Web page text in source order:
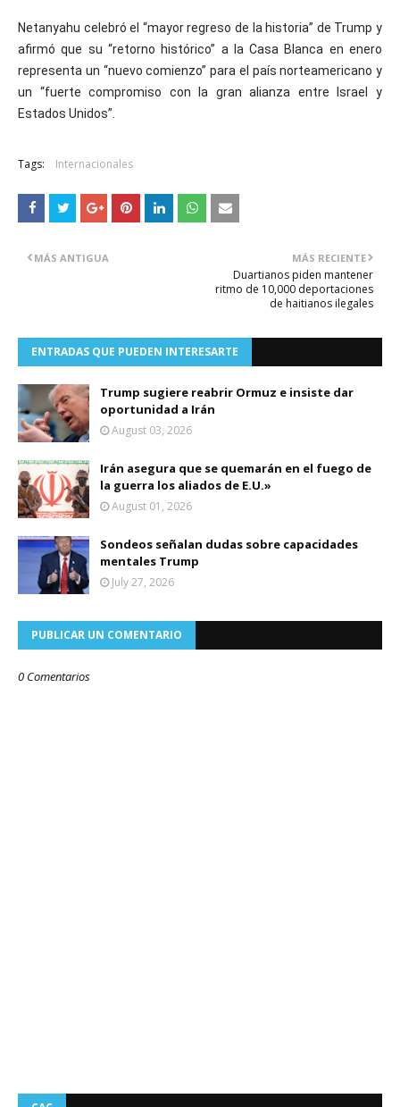
Netanyahu celebró el “mayor regreso de la historia” de Trump y
afirmó que su “retorno histórico” a la Casa Blanca en enero
representa un “nuevo comienzo” para el país norteamericano y
un “fuerte compromiso con la gran alianza entre Israel y
Estados Unidos”.
Tags: Internacionales
MÁS RECIENTE
Duartianos piden mantener
ritmo de 10,000 deportaciones
de haitianos ilegales
MÁS ANTIGUA
ENTRADAS QUE PUEDEN INTERESARTE
Trump sugiere reabrir Ormuz e insiste dar
oportunidad a Irán
August 03, 2026
Irán asegura que se quemarán en el fuego de
la guerra los aliados de E.U.»
August 01, 2026
Sondeos señalan dudas sobre capacidades
mentales Trump
July 27, 2026
PUBLICAR UN COMENTARIO
0 Comentarios